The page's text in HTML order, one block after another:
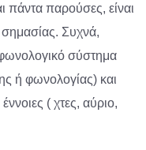
πάντα παρούσες, είναι
σημασίας. Συχνά,
σύστημα
ή φωνολογίας) και
( χτες, αύριο,